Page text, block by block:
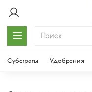
Субстраты Удобрения